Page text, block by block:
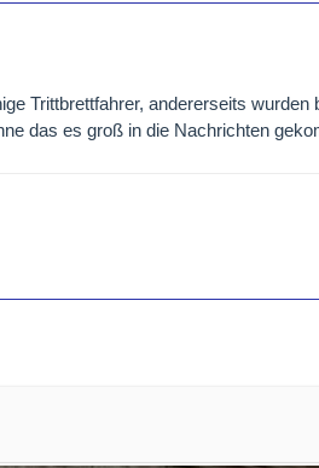
Trittbrettfahrer, andererseits
das es groß in die Nachrichten